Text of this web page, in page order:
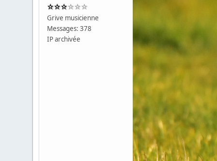
Grive musicienne
Messages: 378
IP archivée